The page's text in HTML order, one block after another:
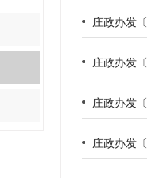
庄政办发
庄政办发